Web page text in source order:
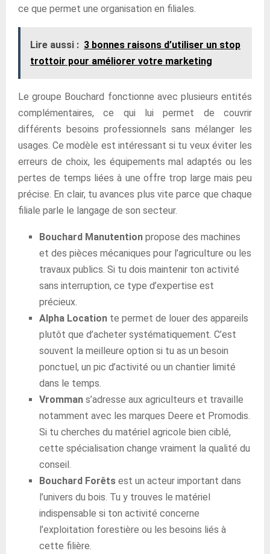
ce que permet une organisation en filiales.
Lire aussi : 3 bonnes raisons d’utiliser un stop
trottoir pour améliorer votre marketing
Le groupe Bouchard fonctionne avec plusieurs entités
complémentaires, ce qui lui permet de couvrir
différents besoins professionnels sans mélanger les
usages. Ce modèle est intéressant si tu veux éviter les
erreurs de choix, les équipements mal adaptés ou les
pertes de temps liées à une offre trop large mais peu
précise. En clair, tu avances plus vite parce que chaque
filiale parle le langage de son secteur.
Bouchard Manutention propose des machines
et des pièces mécaniques pour l’agriculture ou les
travaux publics. Si tu dois maintenir ton activité
sans interruption, ce type d’expertise est
précieux.
Alpha Location te permet de louer des appareils
plutôt que d’acheter systématiquement. C’est
souvent la meilleure option si tu as un besoin
ponctuel, un pic d’activité ou un chantier limité
dans le temps.
Vromman s’adresse aux agriculteurs et travaille
notamment avec les marques Deere et Promodis.
Si tu cherches du matériel agricole bien ciblé,
cette spécialisation change vraiment la qualité du
conseil.
Bouchard Forêts est un acteur important dans
l’univers du bois. Tu y trouves le matériel
indispensable si ton activité concerne
l’exploitation forestière ou les besoins liés à
cette filière.